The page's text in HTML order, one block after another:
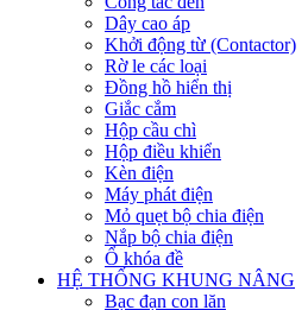
Dây cao áp
Khởi động từ (Contactor)
Rờ le các loại
Đồng hồ hiển thị
Giắc cắm
Hộp cầu chì
Hộp điều khiển
Kèn điện
Máy phát điện
Mỏ quẹt bộ chia điện
Nắp bộ chia điện
Ổ khóa đề
HỆ THỐNG KHUNG NÂNG
Bạc đạn con lăn